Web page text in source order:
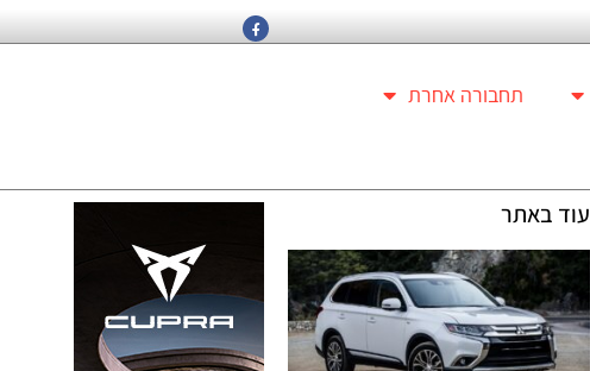
תחבורה אחרת
עוד באתר